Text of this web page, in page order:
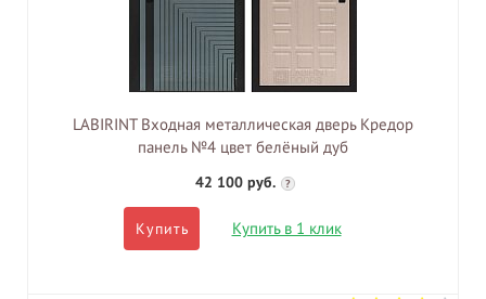
LABIRINT Входная металлическая дверь Кредор
панель №4 цвет белёный дуб
42 100 руб. ?
Купить Купить в 1 клик